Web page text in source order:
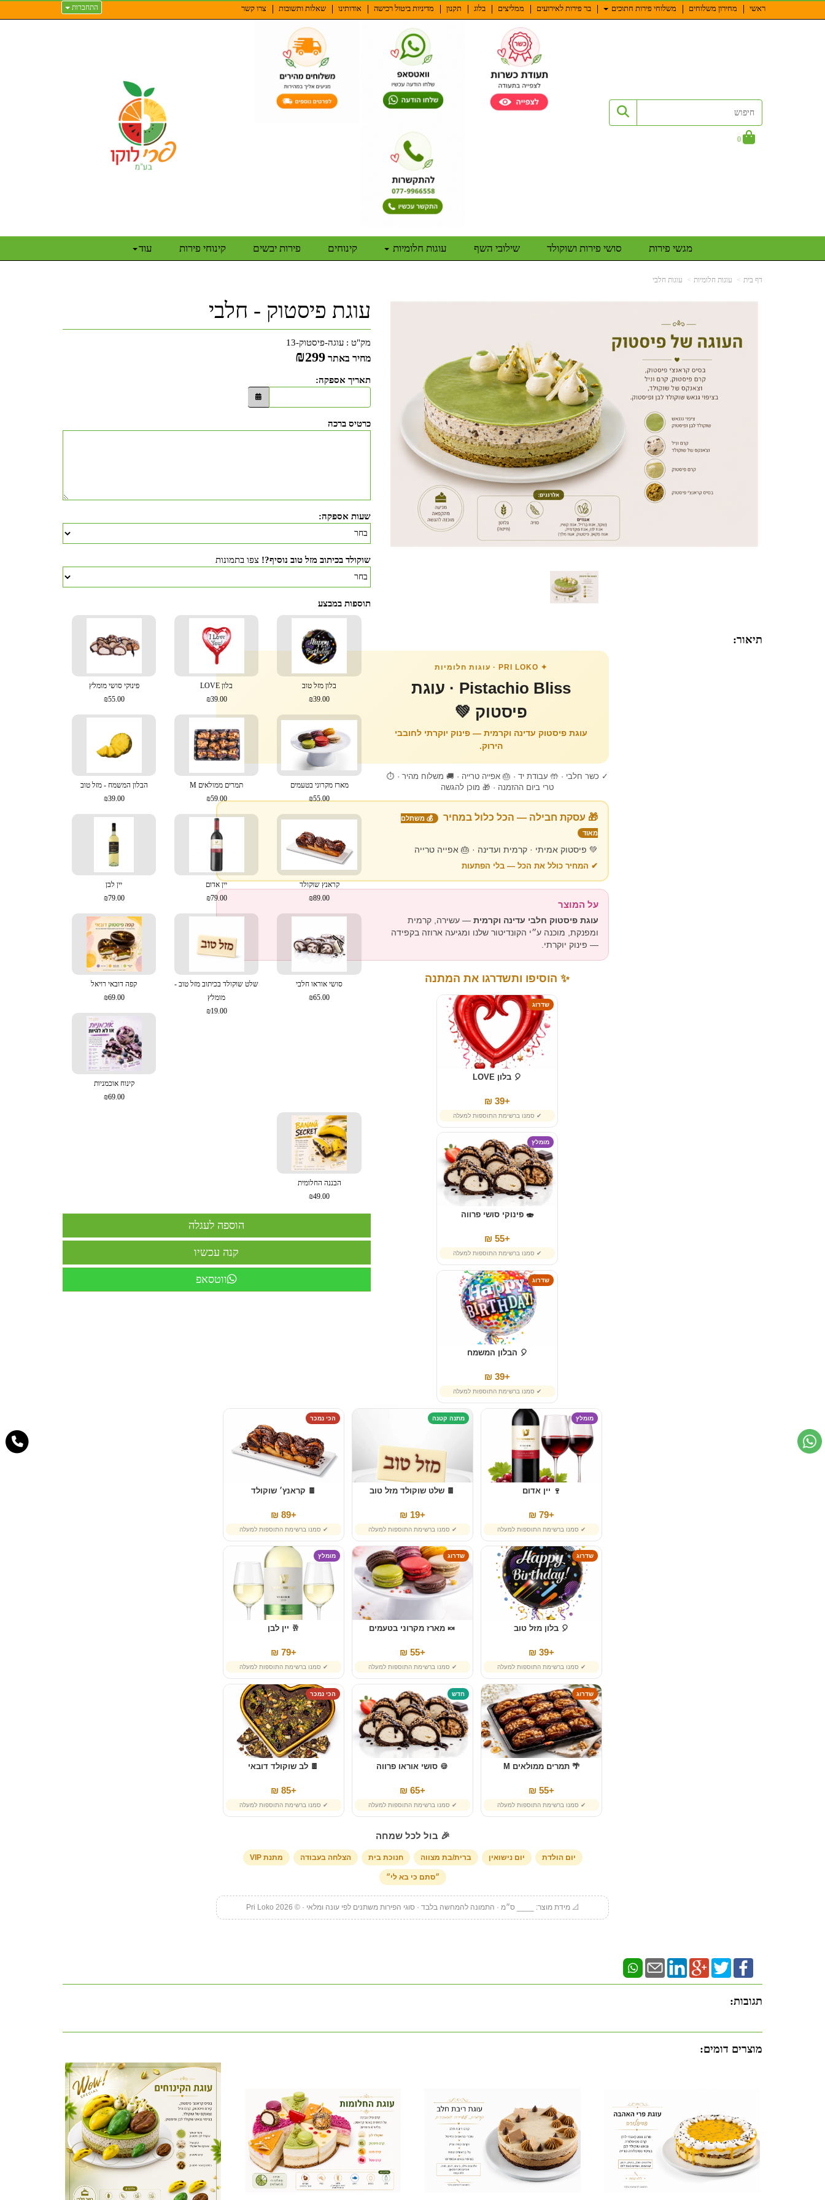
התחברות ראשי מחירון משלוחים משלוחי פירות חתוכים בר פירות לאירועים ממליצים בלוג תקנון מדיניות ביטול רכישה אודותינו שאלות ותשובות צרו קשר
0
מגשי פירות סושי פירות ושוקולד שילובי השף עוגות חלומיות קינוחים פירות יבשים קינוחי פירות עוד
דף בית עוגות חלומיות עוגות חלבי
עוגת פיסטוק - חלבי
מק"ט :עוגה-פיסטוק-13
מחיר באתר ₪299
תאריך אספקה:
כרטיס ברכה
שעות אספקה:
שוקולד בכיתוב מזל טוב נוסיף?! צפו בתמונות
תוספות במבצע
בלון מזל טוב
₪39.00
בלון LOVE
₪39.00
פינוקי סושי מומלץ
₪55.00
מארז מקרוני בטעמים
₪55.00
תמרים ממולאים M
₪59.00
הבלון המשמח - מזל טוב
₪39.00
קראנץ שוקולד
₪89.00
יין אדום
₪79.00
יין לבן
₪79.00
סושי אוראו חלבי
₪65.00
שלט שוקולד בכיתוב מזל טוב -
מומלץ
₪19.00
קפה דובאי רויאל
₪69.00
קינוח אוכמניות
₪69.00
הבננה החלומית
₪49.00
ווטסאפ
תיאור:
✦ PRI LOKO · עוגות חלומיות
Pistachio Bliss · עוגת
פיסטוק 💚
עוגת פיסטוק עדינה וקרמית — פינוק יוקרתי לחובבי
הירוק.
✓ כשר חלבי · 🤲 עבודת יד · 🎂 אפייה טרייה · 🚚 משלוח מהיר · ⏱
טרי ביום ההזמנה · 🎁 מוכן להגשה
🎁 עסקת חבילה — הכל כלול במחיר
💰 משתלם
מאוד
💚 פיסטוק אמיתי · קרמית ועדינה · 🎂 אפייה טרייה
✔ המחיר כולל את הכל — בלי הפתעות
על המוצר
עוגת פיסטוק חלבי עדינה וקרמית — עשירה, קרמית
ומפנקת, מוכנה ע״י הקונדיטור שלנו ומגיעה ארוזה בקפידה
— פינוק יוקרתי.
✨ הוסיפו ותשדרגו את המתנה
שדרוג
🎈 בלון LOVE
+39 ₪
✔ סמנו ברשימת התוספות למעלה
מומלץ
🍣 פינוקי סושי פרווה
+55 ₪
✔ סמנו ברשימת התוספות למעלה
שדרוג
🎈 הבלון המשמח
+39 ₪
✔ סמנו ברשימת התוספות למעלה
מומלץ
🍷 יין אדום
+79 ₪
✔ סמנו ברשימת התוספות למעלה
מתנה קטנה
🍫 שלט שוקולד מזל טוב
+19 ₪
✔ סמנו ברשימת התוספות למעלה
הכי נמכר
🍫 קראנץ׳ שוקולד
+89 ₪
✔ סמנו ברשימת התוספות למעלה
שדרוג
🎈 בלון מזל טוב
+39 ₪
✔ סמנו ברשימת התוספות למעלה
שדרוג
🍬 מארז מקרוני בטעמים
+55 ₪
✔ סמנו ברשימת התוספות למעלה
מומלץ
🥂 יין לבן
+79 ₪
✔ סמנו ברשימת התוספות למעלה
שדרוג
🌴 תמרים ממולאים M
+55 ₪
✔ סמנו ברשימת התוספות למעלה
חדש
🍪 סושי אוראו פרווה
+65 ₪
✔ סמנו ברשימת התוספות למעלה
הכי נמכר
🍫 לב שוקולד דובאי
+85 ₪
✔ סמנו ברשימת התוספות למעלה
🎉 בול לכל שמחה
יום הולדת יום נישואין ברית/בת מצווה חנוכת בית הצלחה בעבודה מתנת VIP
״סתם כי בא לי״
📐 מידת מוצר: ____ ס״מ · התמונה להמחשה בלבד · סוגי הפירות משתנים לפי עונה ומלאי · © Pri Loko 2026
תגובות:
מוצרים דומים: